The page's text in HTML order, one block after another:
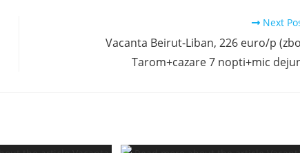
Next
Vacanta Beirut-Liban, 226 euro/p
Tarom+cazare 7 nopti+mic